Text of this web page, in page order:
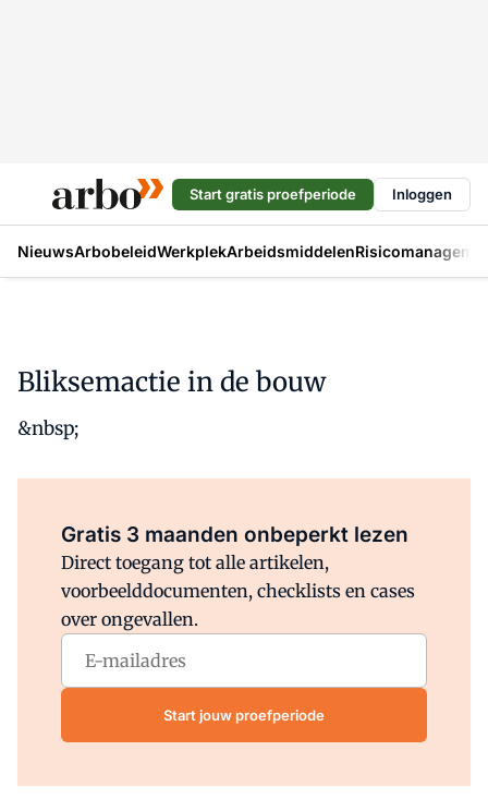
Start gratis proefperiode Inloggen
NieuwsArbobeleidWerkplekArbeidsmiddelen
Bliksemactie in de bouw
&nbsp;
Gratis 3 maanden onbeperkt lezen
Direct toegang tot alle artikelen,
voorbeelddocumenten, checklists en cases
over ongevallen.
Start jouw proefperiode